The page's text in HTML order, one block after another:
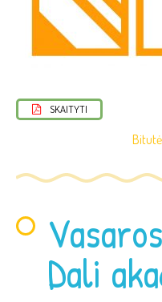
SKAITYTI
Bitutė
Dali